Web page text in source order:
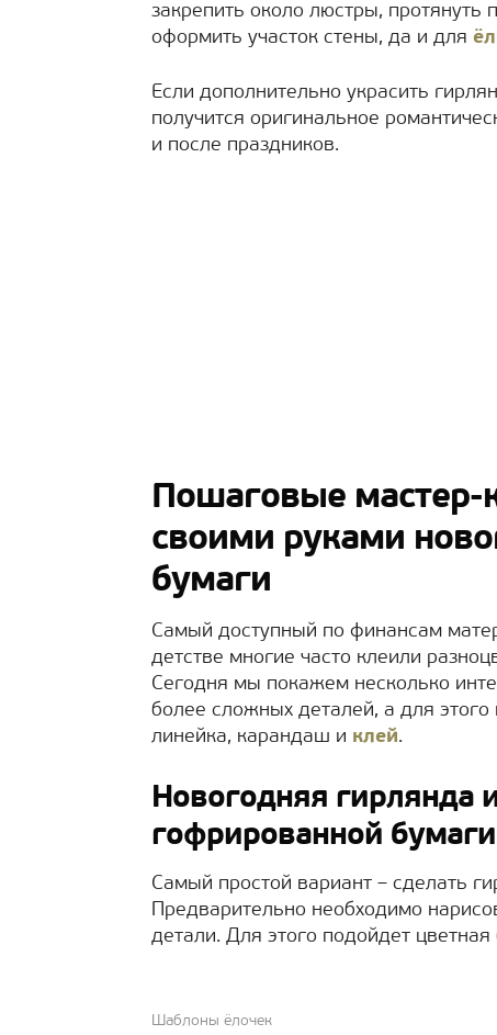
закрепить около люстры, протянуть
оформить участок стены, да и для
Если дополнительно украсить
получится оригинальное
и после праздников.
Пошаговые мастер-
своими руками
бумаги
Самый доступный по финансам
детстве многие часто клеили
Сегодня мы покажем несколько
более сложных деталей, а для
линейка, карандаш и клей.
Новогодняя гирлянда
гофрированной бумаги
Самый простой вариант – сделать
Предварительно необходимо
детали. Для этого подойдет
Шаблоны ёлочек